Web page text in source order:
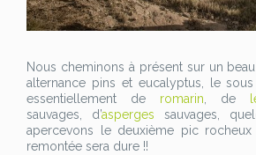
Nous cheminons à présent sur un
alternance pins et eucalyptus, le
essentiellement de romarin, de
sauvages, d’asperges sauvages,
apercevons le deuxième pic
remontée sera dure !!